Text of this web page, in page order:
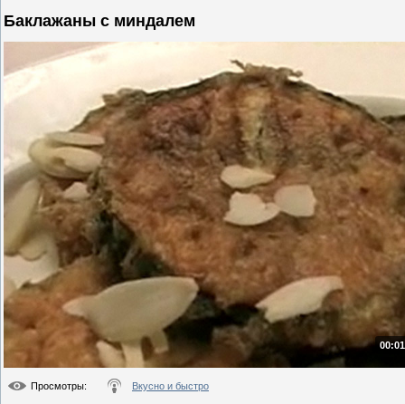
Баклажаны с миндалем
Просмотры: Вкусно и быстро